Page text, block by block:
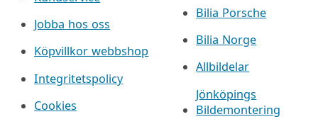
Jobba hos oss
Köpvillkor webbshop
Integritetspolicy
Cookies
Bilia Porsche
Bilia Norge
Allbildelar
Jönköpings
Bildemontering